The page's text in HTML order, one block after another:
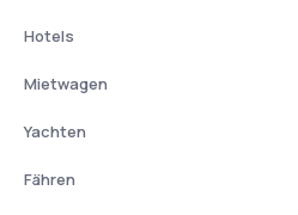
Hotels
Mietwagen
Yachten
Fähren